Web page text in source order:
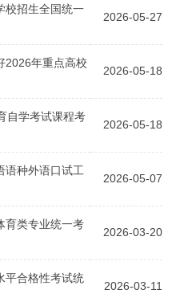
校招生全国统一
2026-05-27
2026年重点高校
2026-05-18
自学考试课程考
2026-05-18
语种外语口试工
2026-05-07
育类专业统一考
2026-03-20
平合格性考试统
2026-03-11